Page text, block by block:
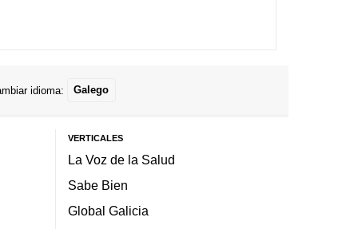
idioma: Galego
VERTICALES
La Voz de la Salud
Sabe Bien
Global Galicia